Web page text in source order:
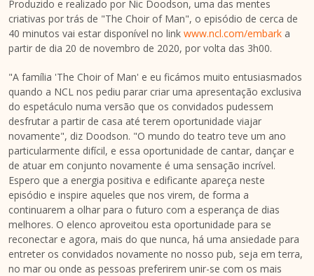
Produzido e realizado por Nic Doodson, uma das mentes
criativas por trás de "The Choir of Man", o episódio de cerca de
40 minutos vai estar disponível no link www.ncl.com/embark a
partir de dia 20 de novembro de 2020, por volta das 3h00.
"A família 'The Choir of Man' e eu ficámos muito entusiasmados
quando a NCL nos pediu parar criar uma apresentação exclusiva
do espetáculo numa versão que os convidados pudessem
desfrutar a partir de casa até terem oportunidade viajar
novamente", diz Doodson. "O mundo do teatro teve um ano
particularmente difícil, e essa oportunidade de cantar, dançar e
de atuar em conjunto novamente é uma sensação incrível.
Espero que a energia positiva e edificante apareça neste
episódio e inspire aqueles que nos virem, de forma a
continuarem a olhar para o futuro com a esperança de dias
melhores. O elenco aproveitou esta oportunidade para se
reconectar e agora, mais do que nunca, há uma ansiedade para
entreter os convidados novamente no nosso pub, seja em terra,
no mar ou onde as pessoas preferirem unir-se com os mais